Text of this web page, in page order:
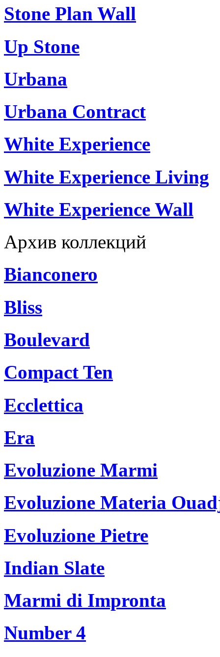
Stone Plan Wall
Up Stone
Urbana
Urbana Contract
White Experience
White Experience Living
White Experience Wall
Архив коллекций
Bianconero
Bliss
Boulevard
Compact Ten
Ecclettica
Era
Evoluzione Marmi
Evoluzione Materia
Evoluzione Pietre
Indian Slate
Marmi di Impronta
Number 4